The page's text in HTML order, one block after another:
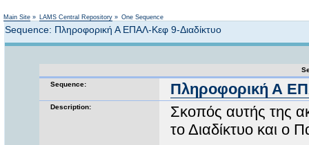
Main Site » LAMS Central Repository » One Sequence
Sequence: Πληροφορική Α ΕΠΑΛ-Κεφ 9-Διαδίκτυο
Sequence:
Πληροφορική Α
Description:
Σκοπός αυτής της
το Διαδίκτυο και ο